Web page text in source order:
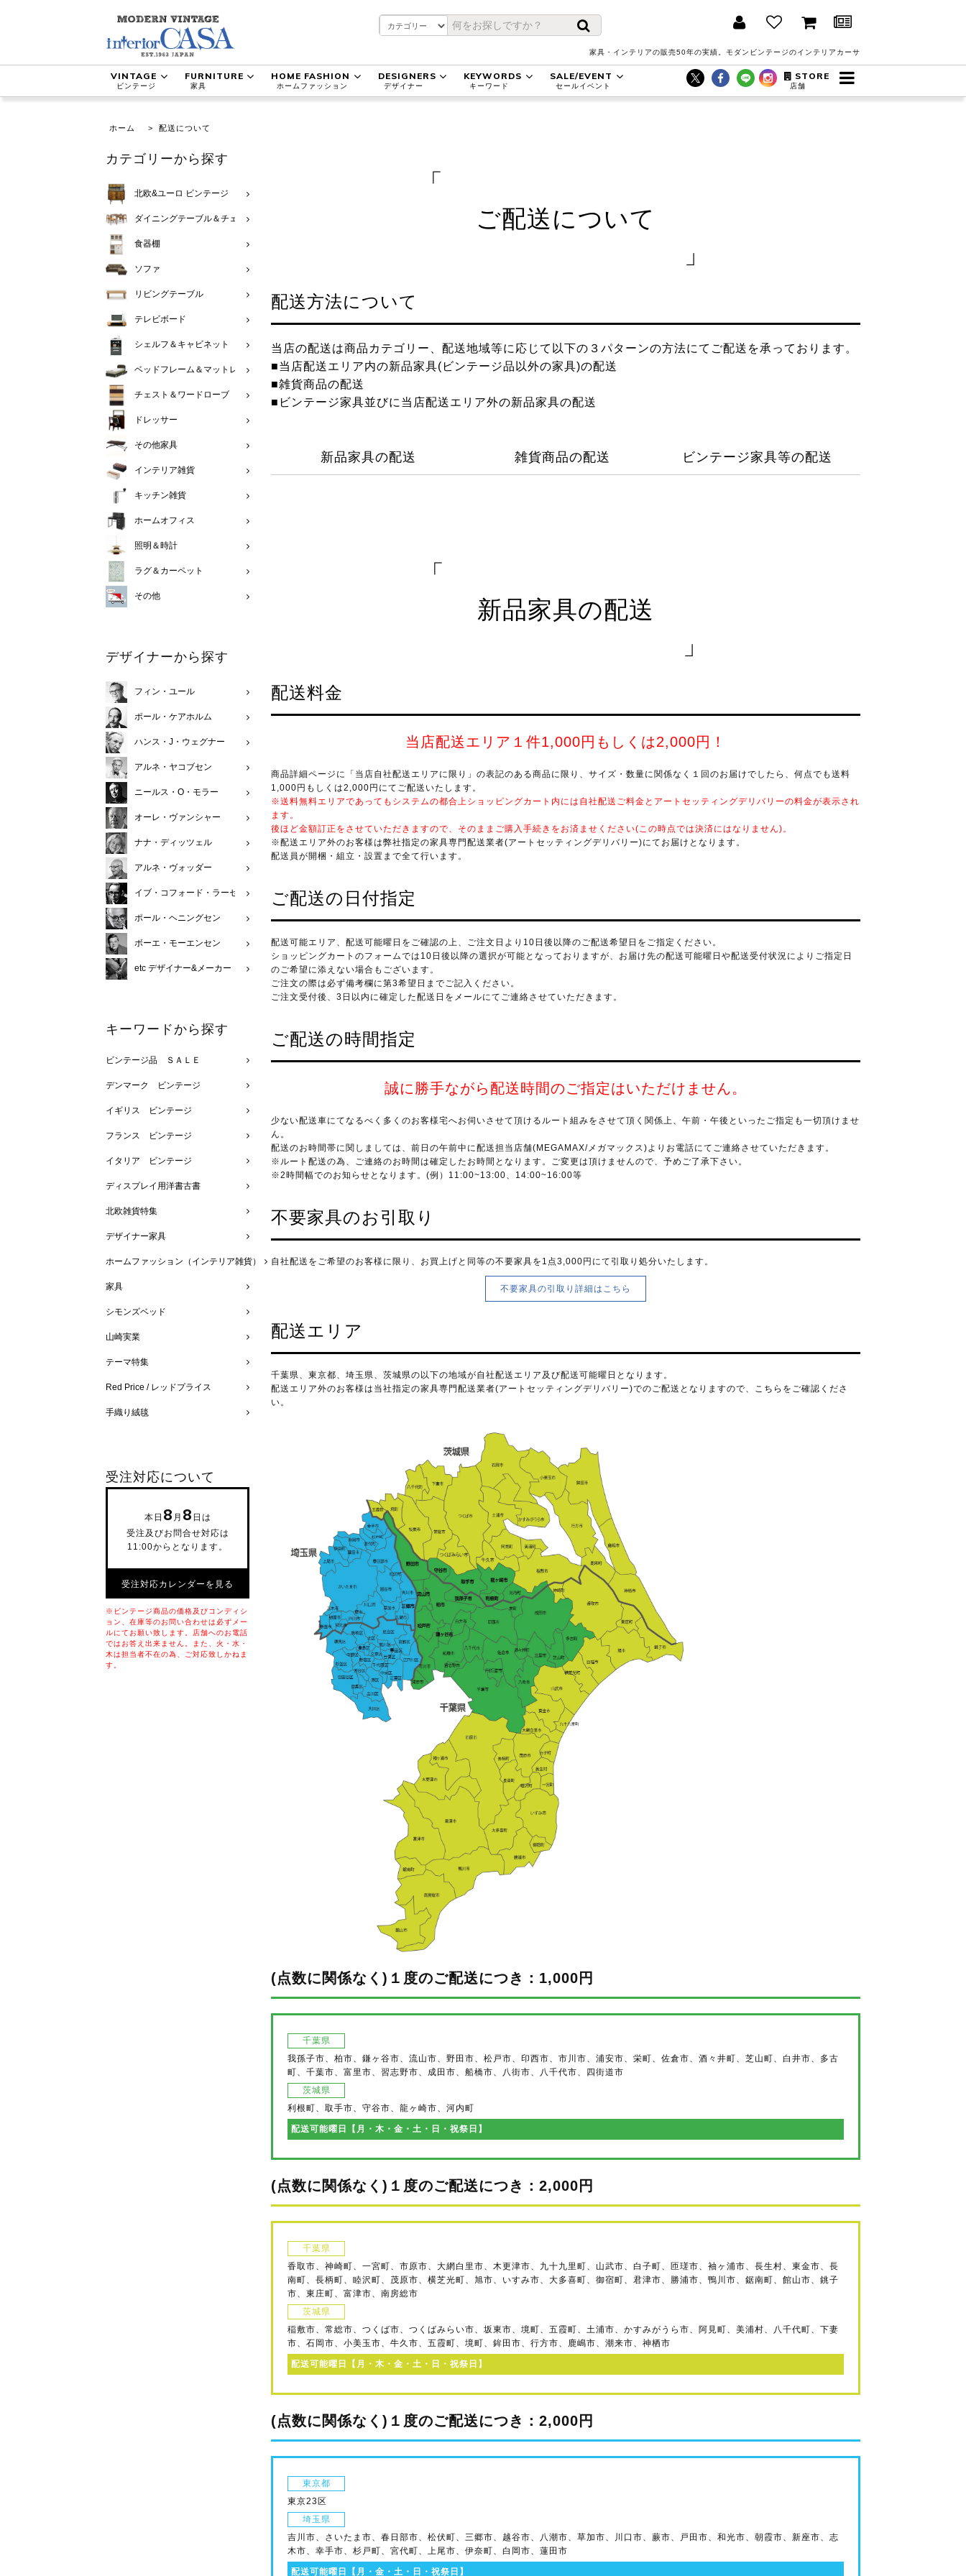
家具・インテリアの販売50年の実績。モダンビンテージのインテリアカーサ
VINTAGE
ビンテージ
FURNITURE
家具
HOME FASHION
ホームファッション
DESIGNERS
デザイナー
KEYWORDS
キーワード
SALE/EVENT
セールイベント
STORE
店舗
ホーム > 配送について
カテゴリーから探す
北欧&ユーロ ビンテージ
ダイニングテーブル＆チェア
食器棚
ソファ
リビングテーブル
テレビボード
シェルフ＆キャビネット
ベッドフレーム＆マットレス
チェスト＆ワードローブ
ドレッサー
その他家具
インテリア雑貨
キッチン雑貨
ホームオフィス
照明＆時計
ラグ＆カーペット
その他
デザイナーから探す
フィン・ユール
ポール・ケアホルム
ハンス・J・ウェグナー
アルネ・ヤコブセン
ニールス・O・モラー
オーレ・ヴァンシャー
ナナ・ディッツェル
アルネ・ヴォッダー
イブ・コフォード・ラーセン
ポール・ヘニングセン
ボーエ・モーエンセン
etc デザイナー&メーカー
キーワードから探す
ビンテージ品 ＳＡＬＥ
デンマーク ビンテージ
イギリス ビンテージ
フランス ビンテージ
イタリア ビンテージ
ディスプレイ用洋書古書
北欧雑貨特集
デザイナー家具
ホームファッション（インテリア雑貨）
家具
シモンズベッド
山崎実業
テーマ特集
Red Price / レッドプライス
手織り絨毯
受注対応について
本日 8 月 8 日は
受注及びお問合せ対応は
11:00からとなります。
受注対応カレンダーを見る
※ビンテージ商品の価格及びコンディシ
ョン、在庫等のお問い合わせは必ずメー
ルにてお願い致します。店舗へのお電話
ではお答え出来ません。また、火・水・
木は担当者不在の為、ご対応致しかねま
す。
ご配送について
配送方法について
当店の配送は商品カテゴリー、配送地域等に応じて以下の３パターンの方法にてご配送を承っております。
■当店配送エリア内の新品家具(ビンテージ品以外の家具)の配送
■雑貨商品の配送
■ビンテージ家具並びに当店配送エリア外の新品家具の配送
新品家具の配送 雑貨商品の配送 ビンテージ家具等の配送
新品家具の配送
配送料金
当店配送エリア１件1,000円もしくは2,000円！
商品詳細ページに「当店自社配送エリアに限り」の表記のある商品に限り、サイズ・数量に関係なく１回のお届けでしたら、何点でも送料
1,000円もしくは2,000円にてご配送いたします。
※送料無料エリアであってもシステムの都合上ショッピングカート内には自社配送ご料金とアートセッティングデリバリーの料金が表示され
ます。
後ほど金額訂正をさせていただきますので、そのままご購入手続きをお済ませください(この時点では決済にはなりません)。
※配送エリア外のお客様は弊社指定の家具専門配送業者(アートセッティングデリバリー)にてお届けとなります。
配送員が開梱・組立・設置まで全て行います。
ご配送の日付指定
配送可能エリア、配送可能曜日をご確認の上、ご注文日より10日後以降のご配送希望日をご指定ください。
ショッピングカートのフォームでは10日後以降の選択が可能となっておりますが、お届け先の配送可能曜日や配送受付状況によりご指定日
のご希望に添えない場合もございます。
ご注文の際は必ず備考欄に第3希望日までご記入ください。
ご注文受付後、3日以内に確定した配送日をメールにてご連絡させていただきます。
ご配送の時間指定
誠に勝手ながら配送時間のご指定はいただけません。
少ない配送車にてなるべく多くのお客様宅へお伺いさせて頂けるルート組みをさせて頂く関係上、午前・午後といったご指定も一切頂けませ
ん。
配送のお時間帯に関しましては、前日の午前中に配送担当店舗(MEGAMAX/メガマックス)よりお電話にてご連絡させていただきます。
※ルート配送の為、ご連絡のお時間は確定したお時間となります。ご変更は頂けませんので、予めご了承下さい。
※2時間幅でのお知らせとなります。(例）11:00~13:00、14:00~16:00等
不要家具のお引取り
自社配送をご希望のお客様に限り、お買上げと同等の不要家具を1点3,000円にて引取り処分いたします。
不要家具の引取り詳細はこちら
配送エリア
千葉県、東京都、埼玉県、茨城県の以下の地域が自社配送エリア及び配送可能曜日となります。
配送エリア外のお客様は当社指定の家具専門配送業者(アートセッティングデリバリー)でのご配送となりますので、 こちら をご確認くださ
い。
(点数に関係なく)１度のご配送につき：1,000円
千葉県
我孫子市、柏市、鎌ヶ谷市、流山市、野田市、松戸市、印西市、市川市、浦安市、栄町、佐倉市、酒々井町、芝山町、白井市、多古
町、千葉市、富里市、習志野市、成田市、船橋市、八街市、八千代市、四街道市
茨城県
利根町、取手市、守谷市、龍ヶ崎市、河内町
配送可能曜日【月・木・金・土・日・祝祭日】
(点数に関係なく)１度のご配送につき：2,000円
千葉県
香取市、神崎町、一宮町、市原市、大網白里市、木更津市、九十九里町、山武市、白子町、匝瑳市、袖ヶ浦市、長生村、東金市、長
南町、長柄町、睦沢町、茂原市、横芝光町、旭市、いすみ市、大多喜町、御宿町、君津市、勝浦市、鴨川市、鋸南町、館山市、銚子
市、東庄町、富津市、南房総市
茨城県
稲敷市、常総市、つくば市、つくばみらい市、坂東市、境町、五霞町、土浦市、かすみがうら市、阿見町、美浦村、八千代町、下妻
市、石岡市、小美玉市、牛久市、五霞町、境町、鉾田市、行方市、鹿嶋市、潮来市、神栖市
配送可能曜日【月・木・金・土・日・祝祭日】
(点数に関係なく)１度のご配送につき：2,000円
東京都
東京23区
埼玉県
吉川市、さいたま市、春日部市、松伏町、三郷市、越谷市、八潮市、草加市、川口市、蕨市、戸田市、和光市、朝霞市、新座市、志
木市、幸手市、杉戸町、宮代町、上尾市、伊奈町、白岡市、蓮田市
配送可能曜日【月・金・土・日・祝祭日】